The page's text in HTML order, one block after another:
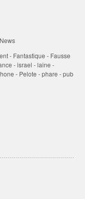
News
- Fantastique - Fausse
-israel -laine -
- Pelote -phare -pub